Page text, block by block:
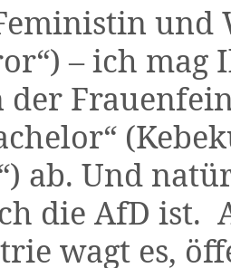
und
– ich
der
ab. Und
die AfD ist.
wagt es,